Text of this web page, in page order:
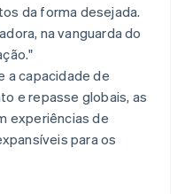
da forma desejada.
na vanguarda do
a capacidade de
e repasse globais, as
experiências de
para os